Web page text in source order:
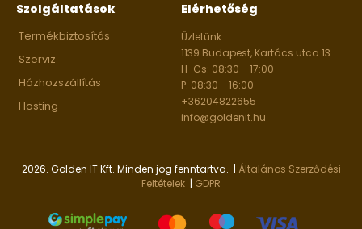
Szolgáltatások
Termékbiztosítás
Szerviz
Házhozszállítás
Hosting
Elérhetőség
Üzletünk
1139 Budapest, Kartács utca 13.
H-Cs: 08:30 - 17:00
P: 08:30 - 16:00
+36204822655
info@goldenit.hu
2026. Golden IT Kft. Minden jog fenntartva. | Általános Szerződési
Feltételek | GDPR